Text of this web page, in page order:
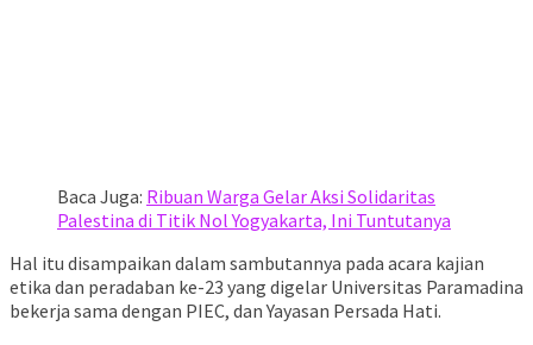
Baca Juga: Ribuan Warga Gelar Aksi Solidaritas
Palestina di Titik Nol Yogyakarta, Ini Tuntutanya
Hal itu disampaikan dalam sambutannya pada acara kajian
etika dan peradaban ke-23 yang digelar Universitas Paramadina
bekerja sama dengan PIEC, dan Yayasan Persada Hati.